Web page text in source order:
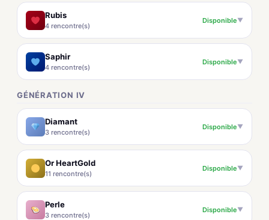
Rubis
4 rencontre(s)
Disponible▼
Saphir
4 rencontre(s)
Disponible▼
GÉNÉRATION IV
Diamant
3 rencontre(s)
Disponible▼
Or HeartGold
11 rencontre(s)
Disponible▼
Perle
3 rencontre(s)
Disponible▼